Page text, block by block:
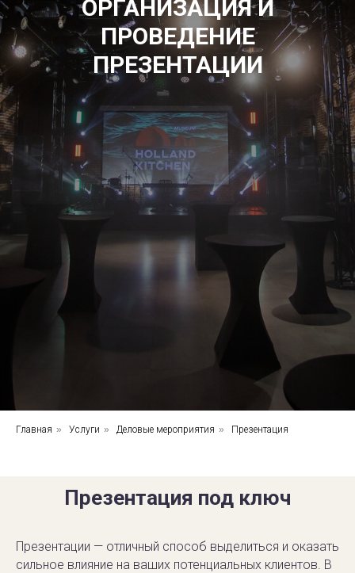
ОРГАНИЗАЦИЯ И
ПРОВЕДЕНИЕ
ПРЕЗЕНТАЦИИ
Главная » Услуги » Деловые мероприятия » Презентация
Презентация под ключ
Презентации — отличный способ выделиться и оказать
сильное влияние на ваших потенциальных клиентов. В